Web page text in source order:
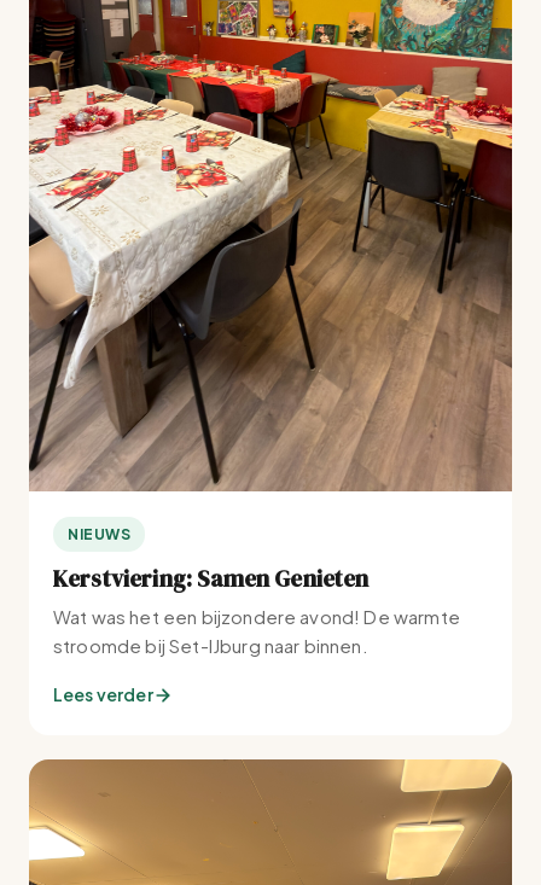
NIEUWS
Kerstviering: Samen Genieten
Wat was het een bijzondere avond! De warmte
stroomde bij Set-IJburg naar binnen.
Lees verder